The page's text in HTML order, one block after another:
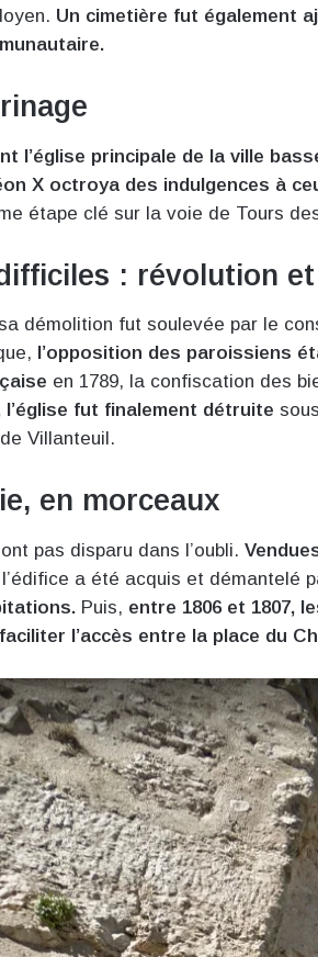
Un cimetière fut également
l’église principale de la ville
X octroya des indulgences à
étape clé sur la voie de Tours
: révolution
démolition fut soulevée par le
l’opposition des paroissiens
en 1789, la confiscation des
l’église fut finalement détruite
Villanteuil.
en morceaux
pas disparu dans l’oubli.
l’édifice a été acquis et démantelé
Puis, entre 1806 et 1807,
l’accès entre la place du